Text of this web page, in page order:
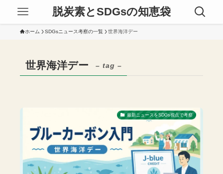
脱炭素とSDGsの知恵袋
ホーム SDGsニュース考察の一覧 世界海洋デー
世界海洋デー – tag –
最新ニュースをSDGs視点で考察